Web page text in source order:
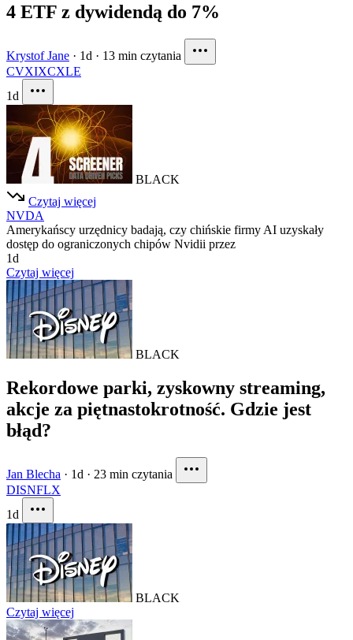
4 ETF z dywidendą do 7%
Krystof Jane · 1d · 13 min czytania
CVXIXCXLE
1d
BLACK
Czytaj więcej
NVDA
Amerykańscy urzędnicy badają, czy chińskie firmy AI uzyskały
dostęp do ograniczonych chipów Nvidii przez
1d
Czytaj więcej
BLACK
Rekordowe parki, zyskowny streaming,
akcje za piętnastokrotność. Gdzie jest
błąd?
Jan Blecha · 1d · 23 min czytania
DISNFLX
1d
BLACK
Czytaj więcej